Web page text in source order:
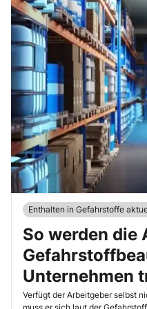
Enthalten in Gefahrstoffe
So werden die
Unternehmen
Verfügt der Arbeitgeber selbst